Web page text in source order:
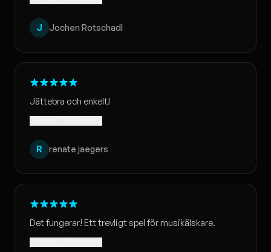
J Jochen Rotschadl
Jättebra och enkelt!
R renate jaegers
Det fungerar! Ett trevligt spel för musikälskare.